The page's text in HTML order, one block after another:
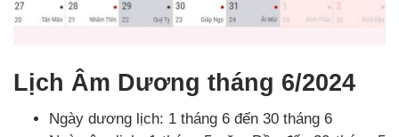
Lịch Âm Dương tháng 6/2024
Ngày dương lịch: 1 tháng 6 đến 30 tháng 6